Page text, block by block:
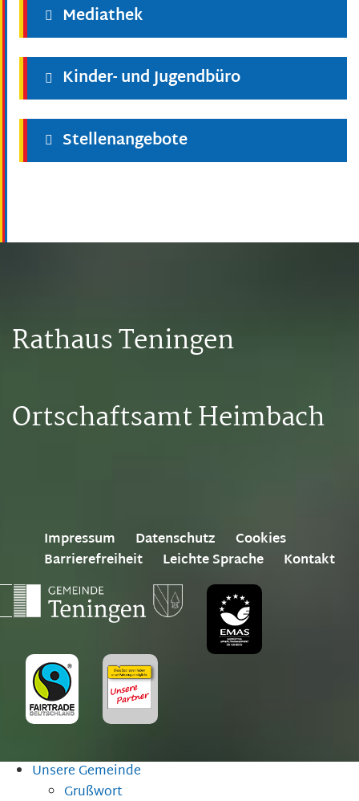
Mediathek
Kinder- und Jugendbüro
Stellenangebote
Rathaus Teningen
Ortschaftsamt Heimbach
Impressum Datenschutz
Cookies
Barrierefreiheit
Leichte Sprache Kontakt
Unsere Gemeinde
Grußwort